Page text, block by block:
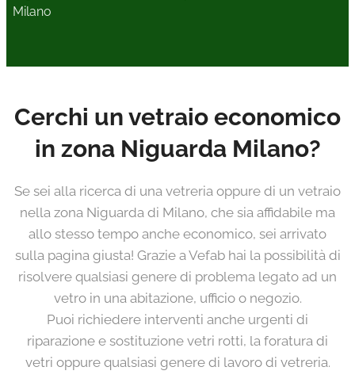
Milano
Cerchi un vetraio economico
in zona Niguarda Milano?
Se sei alla ricerca di una vetreria oppure di un vetraio
nella zona Niguarda di Milano, che sia affidabile ma
allo stesso tempo anche economico, sei arrivato
sulla pagina giusta! Grazie a Vefab hai la possibilità di
risolvere qualsiasi genere di problema legato ad un
vetro in una abitazione, ufficio o negozio.
Puoi richiedere interventi anche urgenti di
riparazione e sostituzione vetri rotti, la foratura di
vetri oppure qualsiasi genere di lavoro di vetreria.